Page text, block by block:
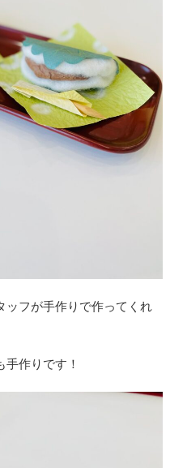
ッフが手作りで作ってくれ
作りです！